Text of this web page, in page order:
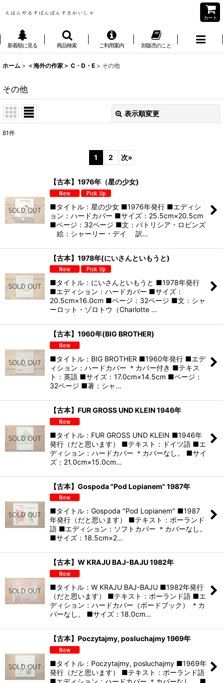
カート
新着順に見る 商品検索 ご利用案内 卸販売のこと
ホーム > ＜海外の作家＞ C・D・E > その他
その他
表示順変更
絞り込む
81件
1 2 次»
【古本】1976年（星の少女)
■タイトル：星の少女 ■1976年発行 ■エディシ
ョン：ハードカバー ■サイズ：25.5cm×20.5cm
■ページ：32ページ ■文：パトリシア・ロビンズ
絵：シャーリー・デイ 訳…
【古本】1978年(にいさんといもうと)
■タイトル：にいさんといもうと ■1978年発行
■エディション：ハードカバー ■サイズ：
20.5cm×16.0cm ■ページ：32ページ ■文：シャ
ーロット・ゾロトウ（Charlotte …
【古本】1960年(BIG BROTHER)
■タイトル：BIG BROTHER ■1960年発行 ■エデ
ィション：ハードカバー ＊カバー付き ■テキス
ト：英語 ■サイズ：17.0cm×14.5cm ■ページ：
32ページ ■著：シャ…
【古本】FUR GROSS UND KLEIN 1946年
■タイトル：FUR GROSS UND KLEIN ■1946年
発行（だと思います） ■テキスト：ドイツ語 ■エ
ディション：ハードカバー ＊カバーなし。 ■サイ
ズ：21.0cm×15.0cm…
【古本】Gospoda "Pod Lopianem" 1987年
■タイトル：Gospoda "Pod Lopianem" ■1987
年発行（だと思います） ■テキスト：ポーランド
語 ■エディション：ソフトカバー ＊カバーなし。
■サイズ：18.5cm×2…
【古本】W KRAJU BAJ-BAJU 1982年
■タイトル：W KRAJU BAJ-BAJU ■1982年発行
（だと思います） ■テキスト：ポーランド語 ■エ
ディション：ハードカバー（ボードブック） ＊カ
バーなし。 ■サイズ：18.0cm…
【古本】Poczytajmy, posluchajmy 1969年
■タイトル：Poczytajmy, posluchajmy ■1969年
発行（だと思います） ■テキスト：ポーランド語
■エディション：ハードカバー ＊カバーなし。 ■